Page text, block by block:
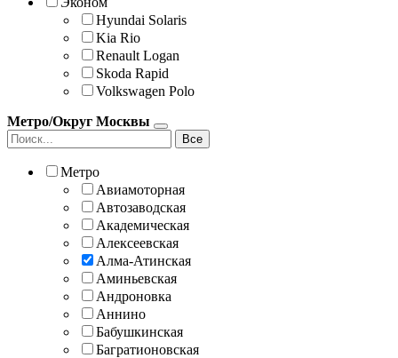
Hyundai Solaris
Kia Rio
Renault Logan
Skoda Rapid
Volkswagen Polo
Метро/Округ Москвы
Все
Метро
Авиамоторная
Автозаводская
Академическая
Алексеевская
Алма-Атинская
Аминьевская
Андроновка
Аннино
Бабушкинская
Багратионовская